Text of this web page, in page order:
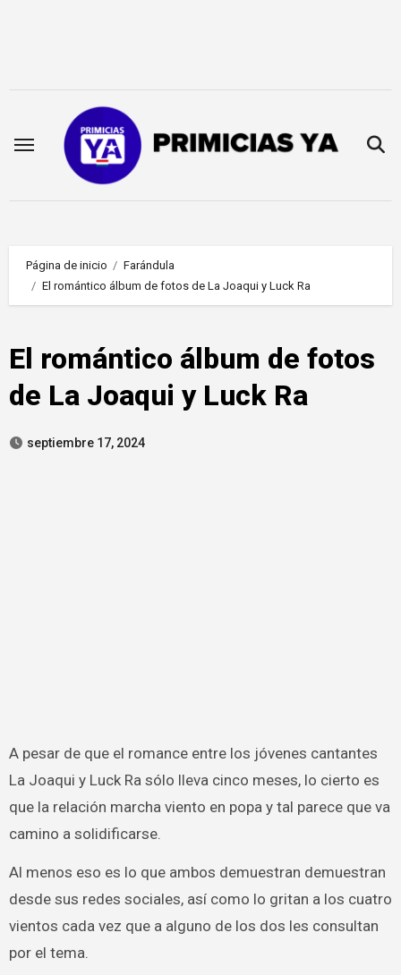
Página de inicio
Farándula
El romántico álbum de fotos de La Joaqui y Luck Ra
El romántico álbum de fotos
de La Joaqui y Luck Ra
septiembre 17, 2024
A pesar de que el romance entre los jóvenes cantantes
La Joaqui y Luck Ra sólo lleva cinco meses, lo cierto es
que la relación marcha viento en popa y tal parece que va
camino a solidificarse.
Al menos eso es lo que ambos demuestran demuestran
desde sus redes sociales, así como lo gritan a los cuatro
vientos cada vez que a alguno de los dos les consultan
por el tema.